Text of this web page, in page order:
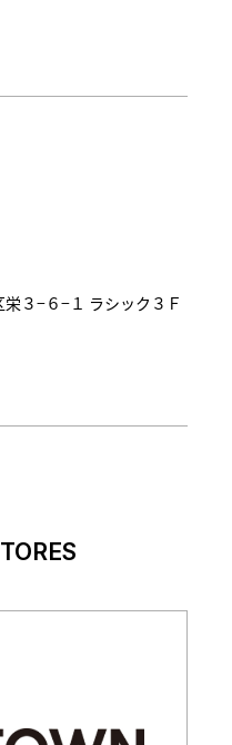
３−６−１ ラシック３Ｆ